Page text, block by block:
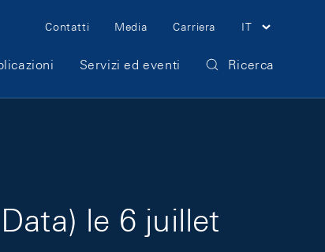
Meta Navigation
Contatti Media Carriera IT
Servizi ed eventi Ricerca
le 6 juillet